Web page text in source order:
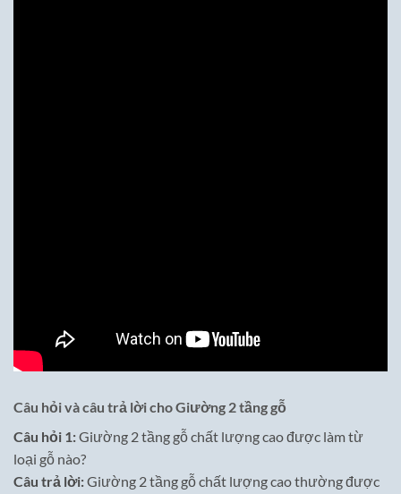
Câu hỏi và câu trả lời cho Giường 2 tầng gỗ
Câu hỏi 1:Giường 2 tầng gỗ chất lượng cao được làm từ
loại gỗ nào?
Câu trả lời:Giường 2 tầng gỗ chất lượng cao thường được